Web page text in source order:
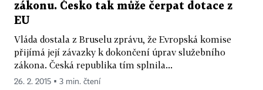
zákonu. Česko tak může čerpat dotace z
EU
Vláda dostala z Bruselu zprávu, že Evropská komise
přijímá její závazky k dokončení úprav služebního
zákona. Česká republika tím splnila...
26. 2. 2015 ▪ 3 min. čtení